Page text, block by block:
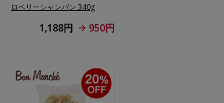
ロベリーシャンパン 340g
1,188円 950円